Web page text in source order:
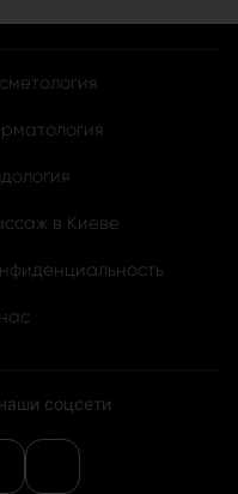
в Киеве
соцсети